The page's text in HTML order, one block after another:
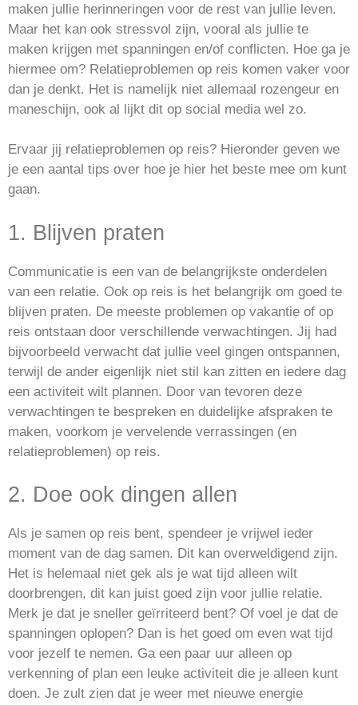
maken jullie herinneringen voor de rest van jullie leven.
Maar het kan ook stressvol zijn, vooral als jullie te
maken krijgen met spanningen en/of conflicten. Hoe ga je
hiermee om? Relatieproblemen op reis komen vaker voor
dan je denkt. Het is namelijk niet allemaal rozengeur en
maneschijn, ook al lijkt dit op social media wel zo.
Ervaar jij relatieproblemen op reis? Hieronder geven we
je een aantal tips over hoe je hier het beste mee om kunt
gaan.
1. Blijven praten
Communicatie is een van de belangrijkste onderdelen
van een relatie. Ook op reis is het belangrijk om goed te
blijven praten. De meeste problemen op vakantie of op
reis ontstaan door verschillende verwachtingen. Jij had
bijvoorbeeld verwacht dat jullie veel gingen ontspannen,
terwijl de ander eigenlijk niet stil kan zitten en iedere dag
een activiteit wilt plannen. Door van tevoren deze
verwachtingen te bespreken en duidelijke afspraken te
maken, voorkom je vervelende verrassingen (en
relatieproblemen) op reis.
2. Doe ook dingen allen
Als je samen op reis bent, spendeer je vrijwel ieder
moment van de dag samen. Dit kan overweldigend zijn.
Het is helemaal niet gek als je wat tijd alleen wilt
doorbrengen, dit kan juist goed zijn voor jullie relatie.
Merk je dat je sneller geïrriteerd bent? Of voel je dat de
spanningen oplopen? Dan is het goed om even wat tijd
voor jezelf te nemen. Ga een paar uur alleen op
verkenning of plan een leuke activiteit die je alleen kunt
doen. Je zult zien dat je weer met nieuwe energie